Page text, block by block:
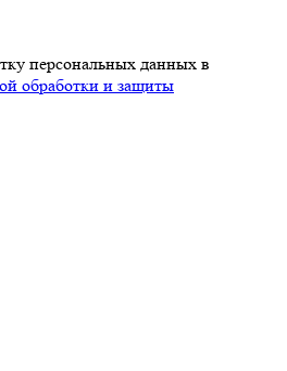
персональных данных в
обработки и защиты